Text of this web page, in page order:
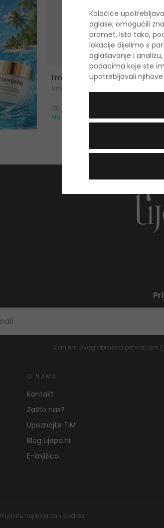
I'm From Mugwort Mask
Umirujuća maska za osjetljivu kožu
110 g
Na zalihi
Slanjem ovog obrasca prihvaćam
O NAMA
Kontakt
Zašto nas?
Upoznajte TIM
Blog Lijepa.hr
E-knjižica
Prijavite neprikladan sadržaj
Kolačiće
oglase, omogućili
promet. Isto tako,
lokacije dijelimo s
oglašavanje i
podacima koje ste
upotrebljavali njihove